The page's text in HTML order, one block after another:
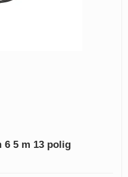
6 5 m 13 polig